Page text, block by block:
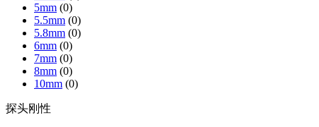
5mm (0)
5.5mm (0)
5.8mm (0)
6mm (0)
7mm (0)
8mm (0)
10mm (0)
探头刚性